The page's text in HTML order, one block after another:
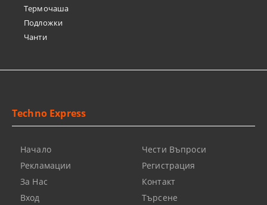
Термочашa
Подложки
Чанти
Techno Express
Начало
Рекламации
За Нас
Вход
Чести Въпроси
Регистрация
Контакт
Търсене